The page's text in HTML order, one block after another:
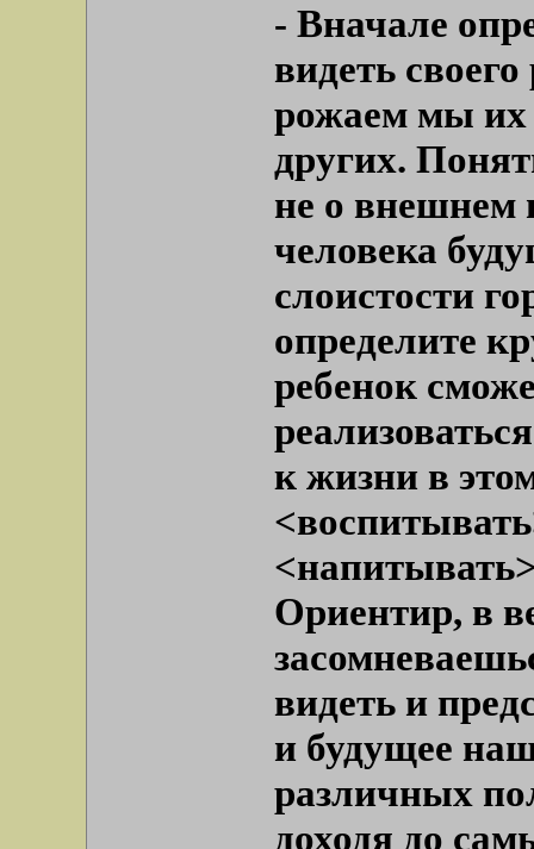
- Вначале
видеть
рожаем мы их
других.
не о внешнем
человека
слоистости
определите
ребенок
к жизни в
Ориентир, в
видеть и
и будущее
различных
доходя до